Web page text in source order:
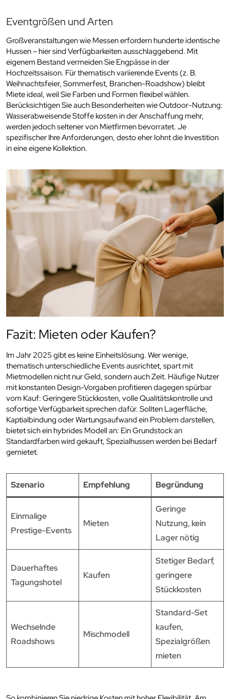
Eventgrößen und Arten
Großveranstaltungen wie Messen erfordern hunderte identische
Hussen – hier sind Verfügbarkeiten ausschlaggebend. Mit
eigenem Bestand vermeiden Sie Engpässe in der
Hochzeitssaison. Für thematisch variierende Events (z. B.
Weihnachtsfeier, Sommerfest, Branchen-Roadshow) bleibt
Miete ideal, weil Sie Farben und Formen flexibel wählen.
Berücksichtigen Sie auch Besonderheiten wie Outdoor-Nutzung:
Wasserabweisende Stoffe kosten in der Anschaffung mehr,
werden jedoch seltener von Mietfirmen bevorratet. Je
spezifischer Ihre Anforderungen, desto eher lohnt die Investition
in eine eigene Kollektion.
Fazit: Mieten oder Kaufen?
Im Jahr 2025 gibt es keine Einheitslösung. Wer wenige,
thematisch unterschiedliche Events ausrichtet, spart mit
Mietmodellen nicht nur Geld, sondern auch Zeit. Häufige Nutzer
mit konstanten Design-Vorgaben profitieren dagegen spürbar
vom Kauf: Geringere Stückkosten, volle Qualitätskontrolle und
sofortige Verfügbarkeit sprechen dafür. Sollten Lagerfläche,
Kaptialbindung oder Wartungsaufwand ein Problem darstellen,
bietet sich ein hybrides Modell an: Ein Grundstock an
Standardfarben wird gekauft, Spezialhussen werden bei Bedarf
gemietet.
Szenario Empfehlung Begründung
Einmalige
Prestige-Events
Mieten
Geringe
Nutzung, kein
Lager nötig
Dauerhaftes
Tagungshotel
Kaufen
Stetiger Bedarf,
geringere
Stückkosten
Wechselnde
Roadshows
Mischmodell
Standard-Set
kaufen,
Spezialgrößen
mieten